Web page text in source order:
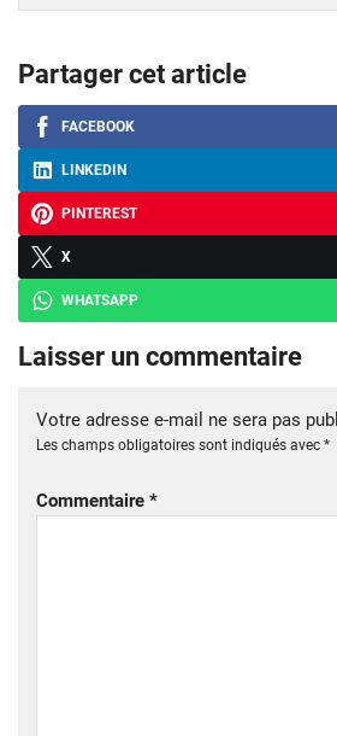
Partager cet article
FACEBOOK
LINKEDIN
PINTEREST
X
WHATSAPP
Laisser un commentaire
Votre adresse e-mail ne sera pas
Les champs obligatoires sont indiqués avec *
Commentaire *